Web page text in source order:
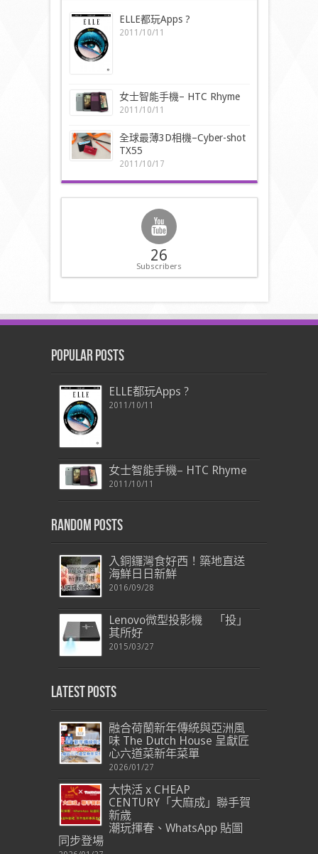
ELLE都玩Apps ?
2011/10/11
女士智能手機– HTC Rhyme
2011/10/11
全球最薄3D相機–Cyber-shot
TX55
2011/10/17
26
Subscribers
Popular Posts
ELLE都玩Apps ?
2011/10/11
女士智能手機– HTC Rhyme
2011/10/11
Random Posts
入銅鑼灣食好西！築地直送
海鮮日日新鮮
2016/09/28
Lenovo微型投影機 「投」
其所好
2015/03/27
Latest Posts
融合荷蘭新年傳統與亞洲風
味 The Dutch House 呈獻匠
心六道菜新年菜單
2026/01/27
大快活 x CHEAP
CENTURY「大麻成」聯手賀
新歲
潮玩揮春、WhatsApp 貼圖
同步登場